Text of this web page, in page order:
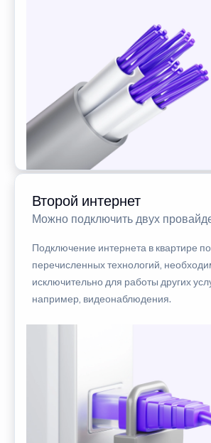
Второй интернет
Можно подключить двух
Подключение интернета в квартире
перечисленных технологий,
исключительно для работы других
например, видеонаблюдения.